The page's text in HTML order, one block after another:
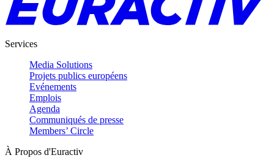
Services
Media Solutions
Projets publics européens
Evénements
Emplois
Agenda
Communiqués de presse
Members’ Circle
À Propos d'Euractiv